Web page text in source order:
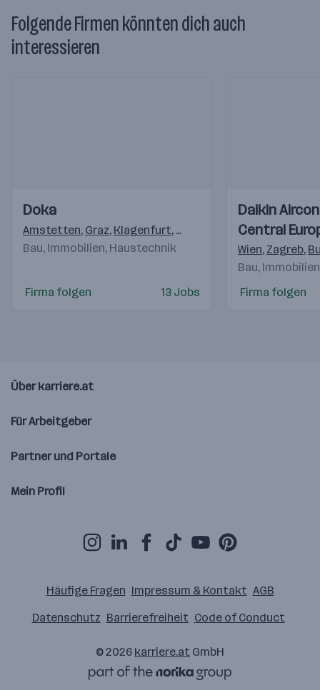
Folgende Firmen könnten dich auch
interessieren
Videos
Einblicke
Einblicke
Doka
Amstetten, Graz, Klagenfurt, Marchtrenk ,Thalgau Inzing
Bau, Immobilien, Haustechnik
Firma folgen 13 Jobs
Videos
Einblicke
Einblicke
Daikin
Central
Wien, Zagreb,
Bau,
Firma folgen
Über karriere.at
Für Arbeitgeber
Partner und Portale
Mein Profil
Häufige Fragen Impressum & Kontakt AGB
Datenschutz Barrierefreiheit Code of Conduct
© 2026 karriere.at GmbH